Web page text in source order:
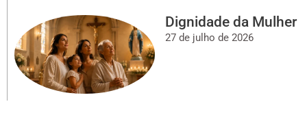
Dignidade da Mulher
27 de julho de 2026